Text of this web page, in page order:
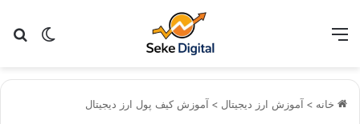
تغییر منو
خانه > آموزش ارز دیجیتال > آموزش کیف پول ارز دیجیتال